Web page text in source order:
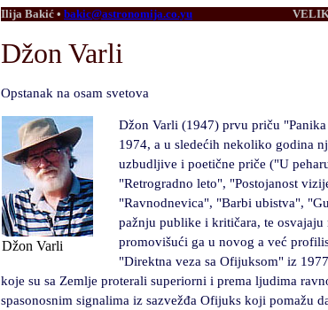
Ilija Bakić • bakic@astronomija.co.yu
Džon Varli
Opstanak na osam svetova
Džon Varli
Džon Varli (1947) prvu priču
1974, a u sledećih nekoliko godina
uzbudljive i poetične priče ("U
"Retrogradno leto", "Postojanost
"Ravnodnevica", "Barbi ubistva",
pažnju publike i kritičara, te
promovišući ga u novog a već
"Direktna veza sa Ofijuksom" iz
koje su sa Zemlje proterali superiorni i prema ljudima
spasonosnim signalima iz sazvežđa Ofijuks koji pomažu